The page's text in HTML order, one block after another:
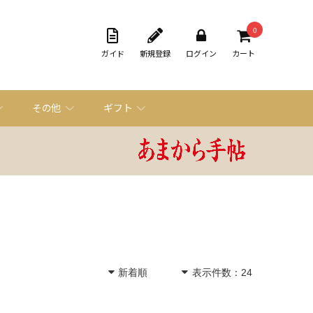
ガイド 新規登録 ログイン
0
カート
その他 ギフト